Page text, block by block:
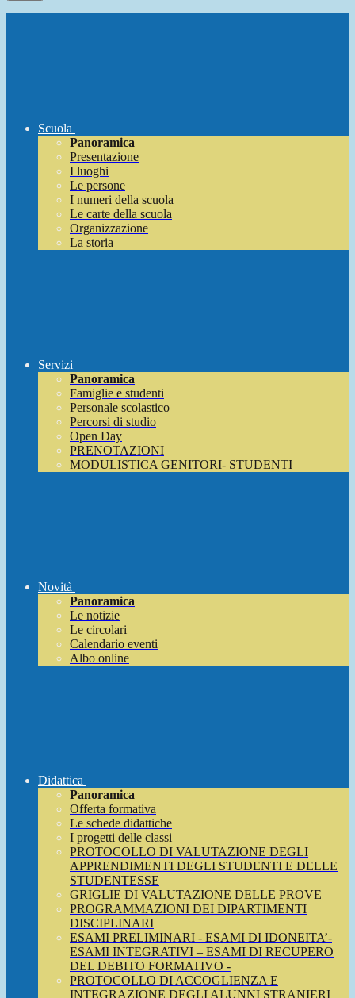
Scuola
Panoramica
Presentazione
I luoghi
Le persone
I numeri della scuola
Le carte della scuola
Organizzazione
La storia
Servizi
Panoramica
Famiglie e studenti
Personale scolastico
Percorsi di studio
Open Day
PRENOTAZIONI
MODULISTICA GENITORI- STUDENTI
Novità
Panoramica
Le notizie
Le circolari
Calendario eventi
Albo online
Didattica
Panoramica
Offerta formativa
Le schede didattiche
I progetti delle classi
PROTOCOLLO DI VALUTAZIONE DEGLI
APPRENDIMENTI DEGLI STUDENTI E DELLE
STUDENTESSE
GRIGLIE DI VALUTAZIONE DELLE PROVE
PROGRAMMAZIONI DEI DIPARTIMENTI
DISCIPLINARI
ESAMI PRELIMINARI - ESAMI DI IDONEITA’-
ESAMI INTEGRATIVI – ESAMI DI RECUPERO
DEL DEBITO FORMATIVO -
PROTOCOLLO DI ACCOGLIENZA E
INTEGRAZIONE DEGLI ALUNNI STRANIERI